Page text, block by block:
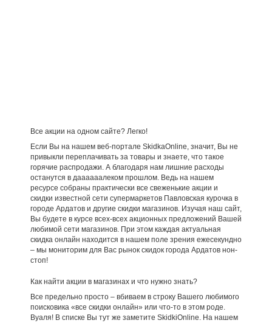
Все акции на одном сайте? Легко!
Если Вы на нашем веб-портале SkidkaOnline, значит, Вы не
привыкли переплачивать за товары и знаете, что такое
горячие распродажи. А благодаря нам лишние расходы
останутся в даааааалеком прошлом. Ведь на нашем
ресурсе собраны практически все свеженькие акции и
скидки известной сети супермаркетов Павловская курочка в
городе Ардатов и другие скидки магазинов. Изучая наш сайт,
Вы будете в курсе всех-всех акционных предложений Вашей
любимой сети магазинов. При этом каждая актуальная
скидка онлайн находится в нашем поле зрения ежесекундно
– мы мониторим для Вас рынок скидок города Ардатов нон-
стоп!
Как найти акции в магазинах и что нужно знать?
Все предельно просто – вбиваем в строку Вашего любимого
поисковика «все скидки онлайн» или что-то в этом роде.
Вуаля! В списке Вы тут же заметите SkidkiOnline. На нашем